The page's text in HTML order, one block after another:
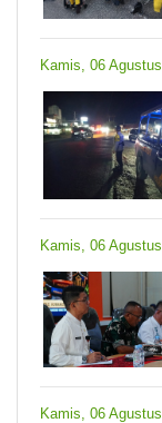
Kamis, 06
Kamis, 06
Kamis, 06